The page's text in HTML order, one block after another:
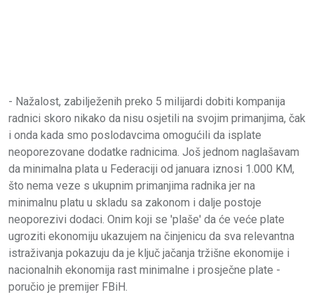
- Nažalost, zabilježenih preko 5 milijardi dobiti kompanija
radnici skoro nikako da nisu osjetili na svojim primanjima, čak
i onda kada smo poslodavcima omogućili da isplate
neoporezovane dodatke radnicima. Još jednom naglašavam
da minimalna plata u Federaciji od januara iznosi 1.000 KM,
što nema veze s ukupnim primanjima radnika jer na
minimalnu platu u skladu sa zakonom i dalje postoje
neoporezivi dodaci. Onim koji se 'plaše' da će veće plate
ugroziti ekonomiju ukazujem na činjenicu da sva relevantna
istraživanja pokazuju da je ključ jačanja tržišne ekonomije i
nacionalnih ekonomija rast minimalne i prosječne plate -
poručio je premijer FBiH.